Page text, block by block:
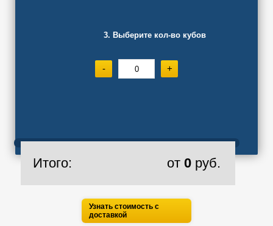
3. Выберите кол-во кубов
- +
Итого: от 0 руб.
Узнать стоимость с
доставкой